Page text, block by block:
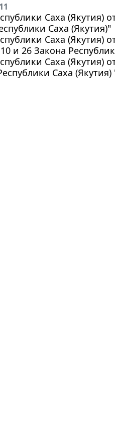
Саха (Якутия)
Саха (Якутия)"
Саха (Якутия)
и 26 Закона
Саха (Якутия)
Саха